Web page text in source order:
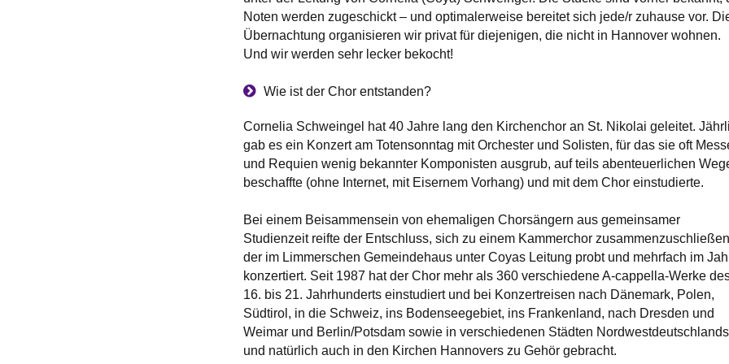
Noten werden zugeschickt – und optimalerweise bereitet sich jede/r zuhause vor.
Übernachtung organisieren wir privat für diejenigen, die nicht in Hannover wohnen.
Und wir werden sehr lecker bekocht!
Wie ist der Chor entstanden?
Cornelia Schweingel hat 40 Jahre lang den Kirchenchor an St. Nikolai geleitet.
gab es ein Konzert am Totensonntag mit Orchester und Solisten, für das sie oft
und Requien wenig bekannter Komponisten ausgrub, auf teils abenteuerlichen
beschaffte (ohne Internet, mit Eisernem Vorhang) und mit dem Chor einstudierte.
Bei einem Beisammensein von ehemaligen Chorsängern aus gemeinsamer
Studienzeit reifte der Entschluss, sich zu einem Kammerchor
der im Limmerschen Gemeindehaus unter Coyas Leitung probt und mehrfach im
konzertiert. Seit 1987 hat der Chor mehr als 360 verschiedene A-cappella-Werke
16. bis 21. Jahrhunderts einstudiert und bei Konzertreisen nach Dänemark, Polen,
Südtirol, in die Schweiz, ins Bodenseegebiet, ins Frankenland, nach Dresden und
Weimar und Berlin/Potsdam sowie in verschiedenen Städten Nordwestdeutschlands
und natürlich auch in den Kirchen Hannovers zu Gehör gebracht.